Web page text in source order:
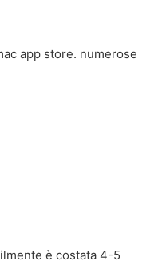
app store. numerose
è costata 4-5